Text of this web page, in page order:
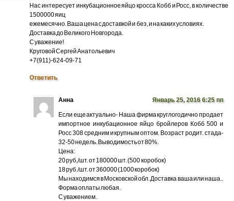
Нас интересует инкубационное яйцо кросса Кобб и Росс, в количестве
1500000 яиц
ежемесячно. Ваша цена с доставкой и без, и на каких условиях.
Доставка до Великого Новгорода.
С уважение!
Круговой Сергей Анатольевич
+7(911)-624-09-71
Ответить
Анна Январь 25, 2016 6:25 пп
Если еще актуально- Наша фирма круглогодично продает
импортное инкубационное яйцо бройлеров Кобб 500 и
Росс 308 средним и крупным оптом. Возраст родит. стада-
32-50 недель. Выводимость от 80%.
Цена:
20 руб,/шт. от 180000 шт. (500 коробок)
18 руб./шт. от 360000 (1000 коробок)
Мы находимся в Московской обл. Доставка ваша или наша..
Форма оплаты любая.
С уважением.